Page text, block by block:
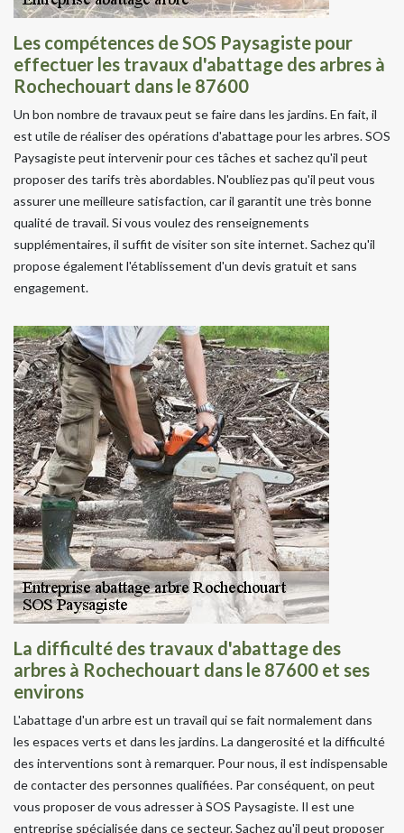
Les compétences de SOS Paysagiste pour
effectuer les travaux d'abattage des arbres à
Rochechouart dans le 87600
Un bon nombre de travaux peut se faire dans les jardins. En fait, il
est utile de réaliser des opérations d'abattage pour les arbres. SOS
Paysagiste peut intervenir pour ces tâches et sachez qu'il peut
proposer des tarifs très abordables. N'oubliez pas qu'il peut vous
assurer une meilleure satisfaction, car il garantit une très bonne
qualité de travail. Si vous voulez des renseignements
supplémentaires, il suffit de visiter son site internet. Sachez qu'il
propose également l'établissement d'un devis gratuit et sans
engagement.
La difficulté des travaux d'abattage des
arbres à Rochechouart dans le 87600 et ses
environs
L'abattage d'un arbre est un travail qui se fait normalement dans
les espaces verts et dans les jardins. La dangerosité et la difficulté
des interventions sont à remarquer. Pour nous, il est indispensable
de contacter des personnes qualifiées. Par conséquent, on peut
vous proposer de vous adresser à SOS Paysagiste. Il est une
entreprise spécialisée dans ce secteur. Sachez qu'il peut proposer